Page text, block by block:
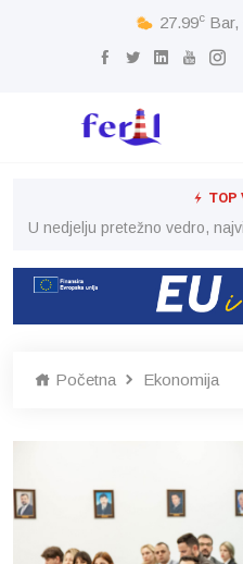
27.99c Bar,
TOP
U nedjelju pretežno vedro,
Početna Ekonomija